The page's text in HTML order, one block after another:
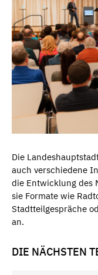
Die
auch verschiedene
die Entwicklung des
sie Formate wie
Stadtteilgespräche
an.
DIE NÄCHSTEN